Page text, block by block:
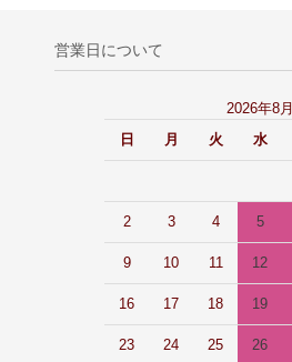
営業日について
2026年8月
日
月 火 水
2 3 4 5
9 10 11 12
16 17 18 19
23 24 25 26